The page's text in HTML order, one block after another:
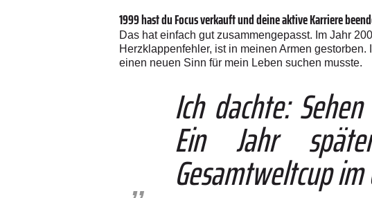
1999 hast du Focus verkauft und deine aktive Karriere
Das hat einfach gut zusammengepasst. Im Jahr
Herzklappenfehler, ist in meinen Armen
einen neuen Sinn für mein Leben suchen musste.
Ich dachte:
Ein Jahr
Gesamtweltcup im